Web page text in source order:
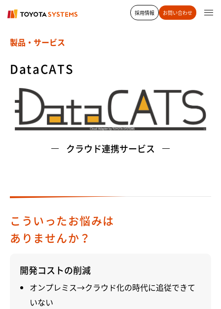
採用情報 お問い合わせ
製品・サービス
DataCATS
クラウド連携サービス
こういったお悩みは
ありませんか？
開発コストの削減
オンプレミス→クラウド化の時代に追従できて
いない